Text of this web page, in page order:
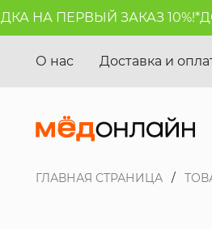
ПЕРВЫЙ ЗАКАЗ 10%!*ДОП.
О нас Доставка и
ГЛАВНАЯ СТРАНИЦА